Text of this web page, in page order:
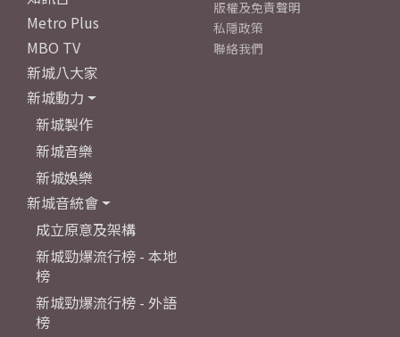
Metro Plus
MBO TV
新城八大家
新城動力
新城製作
新城音樂
新城娛樂
新城音統會
成立原意及架構
新城勁爆流行榜 - 本地
榜
新城勁爆流行榜 - 外語
榜
版權及免責聲明
私隱政策
聯絡我們